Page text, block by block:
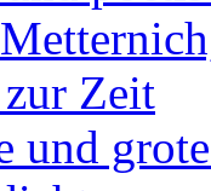
Zeit
und